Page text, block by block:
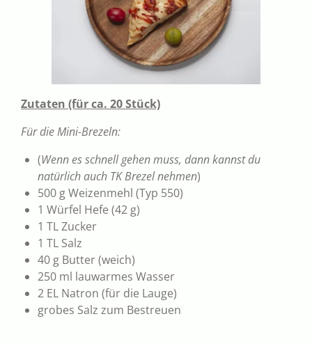
Zutaten (für ca. 20 Stück)
Für die Mini-Brezeln:
(Wenn es schnell gehen muss, dann kannst du
natürlich auch TK Brezel nehmen)
500 g Weizenmehl (Typ 550)
1 Würfel Hefe (42 g)
1 TL Zucker
1 TL Salz
40 g Butter (weich)
250 ml lauwarmes Wasser
2 EL Natron (für die Lauge)
grobes Salz zum Bestreuen